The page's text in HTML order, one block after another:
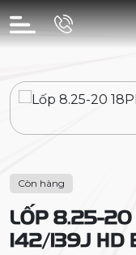
Còn hàng
LỐP 8.25-
142/139J HD